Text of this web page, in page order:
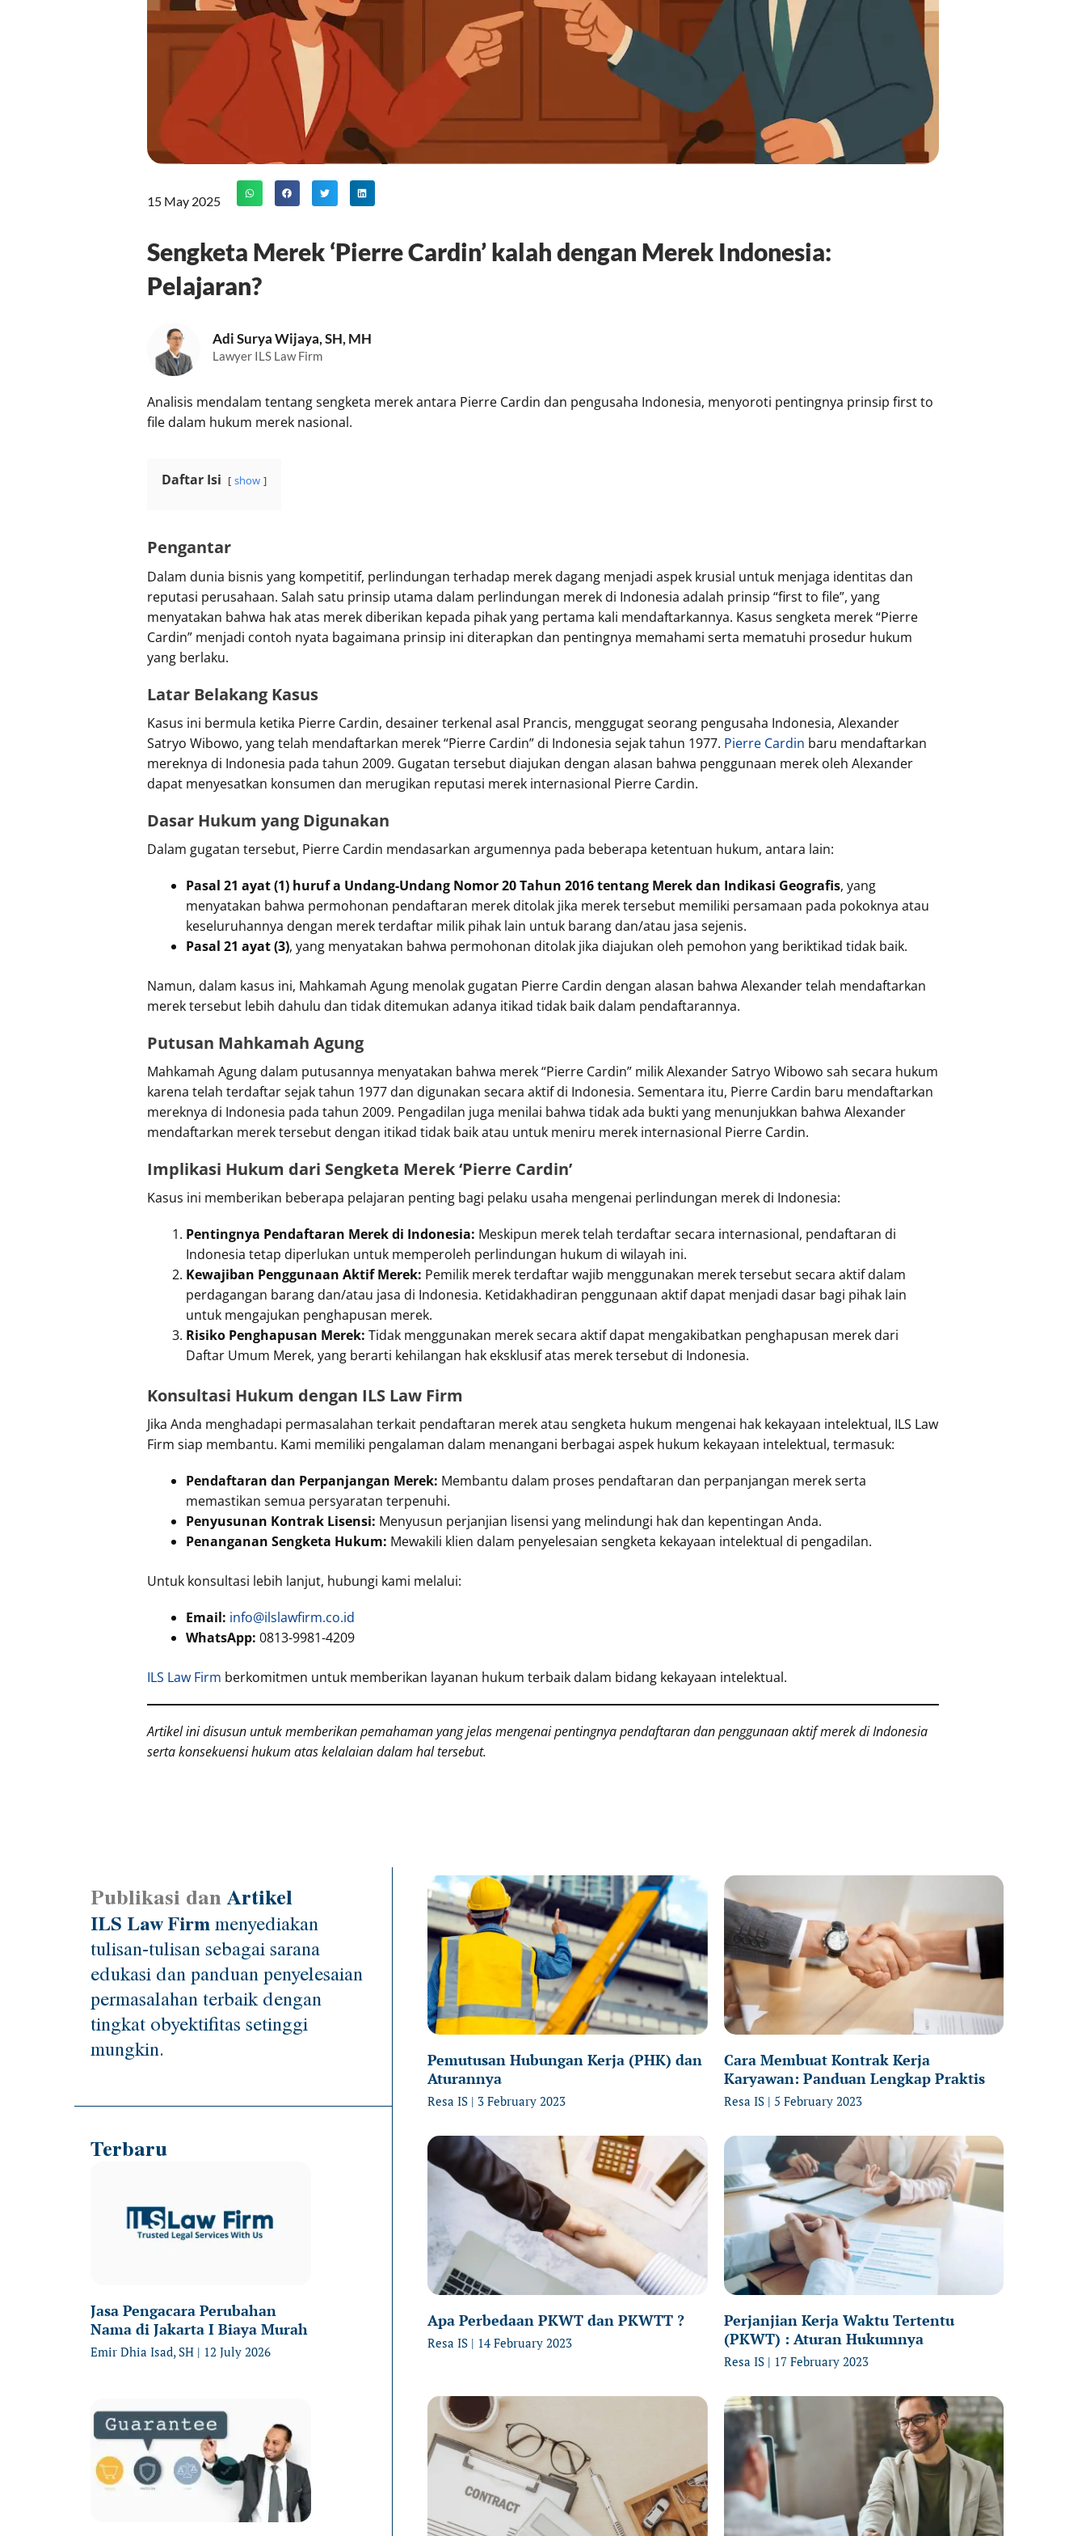
15 May 2025
Sengketa Merek ‘Pierre Cardin’ kalah dengan Merek Indonesia:
Pelajaran?
Adi Surya Wijaya, SH, MH
Lawyer ILS Law Firm
Analisis mendalam tentang sengketa merek antara Pierre Cardin dan pengusaha Indonesia, menyoroti pentingnya prinsip first to
file dalam hukum merek nasional.
Daftar Isi show
Pengantar
Dalam dunia bisnis yang kompetitif, perlindungan terhadap merek dagang menjadi aspek krusial untuk menjaga identitas dan
reputasi perusahaan. Salah satu prinsip utama dalam perlindungan merek di Indonesia adalah prinsip “first to file”, yang
menyatakan bahwa hak atas merek diberikan kepada pihak yang pertama kali mendaftarkannya. Kasus sengketa merek “Pierre
Cardin” menjadi contoh nyata bagaimana prinsip ini diterapkan dan pentingnya memahami serta mematuhi prosedur hukum
yang berlaku.
Latar Belakang Kasus
Kasus ini bermula ketika Pierre Cardin, desainer terkenal asal Prancis, menggugat seorang pengusaha Indonesia, Alexander
Satryo Wibowo, yang telah mendaftarkan merek “Pierre Cardin” di Indonesia sejak tahun 1977. Pierre Cardin baru mendaftarkan
mereknya di Indonesia pada tahun 2009. Gugatan tersebut diajukan dengan alasan bahwa penggunaan merek oleh Alexander
dapat menyesatkan konsumen dan merugikan reputasi merek internasional Pierre Cardin.
Dasar Hukum yang Digunakan
Dalam gugatan tersebut, Pierre Cardin mendasarkan argumennya pada beberapa ketentuan hukum, antara lain:
Pasal 21 ayat (1) huruf a Undang-Undang Nomor 20 Tahun 2016 tentang Merek dan Indikasi Geografis, yang
menyatakan bahwa permohonan pendaftaran merek ditolak jika merek tersebut memiliki persamaan pada pokoknya atau
keseluruhannya dengan merek terdaftar milik pihak lain untuk barang dan/atau jasa sejenis.
Pasal 21 ayat (3), yang menyatakan bahwa permohonan ditolak jika diajukan oleh pemohon yang beriktikad tidak baik.
Namun, dalam kasus ini, Mahkamah Agung menolak gugatan Pierre Cardin dengan alasan bahwa Alexander telah mendaftarkan
merek tersebut lebih dahulu dan tidak ditemukan adanya itikad tidak baik dalam pendaftarannya.
Putusan Mahkamah Agung
Mahkamah Agung dalam putusannya menyatakan bahwa merek “Pierre Cardin” milik Alexander Satryo Wibowo sah secara hukum
karena telah terdaftar sejak tahun 1977 dan digunakan secara aktif di Indonesia. Sementara itu, Pierre Cardin baru mendaftarkan
mereknya di Indonesia pada tahun 2009. Pengadilan juga menilai bahwa tidak ada bukti yang menunjukkan bahwa Alexander
mendaftarkan merek tersebut dengan itikad tidak baik atau untuk meniru merek internasional Pierre Cardin.
Implikasi Hukum dari Sengketa Merek ‘Pierre Cardin’
Kasus ini memberikan beberapa pelajaran penting bagi pelaku usaha mengenai perlindungan merek di Indonesia:
Pentingnya Pendaftaran Merek di Indonesia: Meskipun merek telah terdaftar secara internasional, pendaftaran di
Indonesia tetap diperlukan untuk memperoleh perlindungan hukum di wilayah ini.
Kewajiban Penggunaan Aktif Merek: Pemilik merek terdaftar wajib menggunakan merek tersebut secara aktif dalam
perdagangan barang dan/atau jasa di Indonesia. Ketidakhadiran penggunaan aktif dapat menjadi dasar bagi pihak lain
untuk mengajukan penghapusan merek.
Risiko Penghapusan Merek: Tidak menggunakan merek secara aktif dapat mengakibatkan penghapusan merek dari
Daftar Umum Merek, yang berarti kehilangan hak eksklusif atas merek tersebut di Indonesia.
Konsultasi Hukum dengan ILS Law Firm
Jika Anda menghadapi permasalahan terkait pendaftaran merek atau sengketa hukum mengenai hak kekayaan intelektual, ILS Law
Firm siap membantu. Kami memiliki pengalaman dalam menangani berbagai aspek hukum kekayaan intelektual, termasuk:
Pendaftaran dan Perpanjangan Merek: Membantu dalam proses pendaftaran dan perpanjangan merek serta
memastikan semua persyaratan terpenuhi.
Penyusunan Kontrak Lisensi: Menyusun perjanjian lisensi yang melindungi hak dan kepentingan Anda.
Penanganan Sengketa Hukum: Mewakili klien dalam penyelesaian sengketa kekayaan intelektual di pengadilan.
Untuk konsultasi lebih lanjut, hubungi kami melalui:
Email: info@ilslawfirm.co.id
WhatsApp: 0813-9981-4209
ILS Law Firm berkomitmen untuk memberikan layanan hukum terbaik dalam bidang kekayaan intelektual.
Artikel ini disusun untuk memberikan pemahaman yang jelas mengenai pentingnya pendaftaran dan penggunaan aktif merek di Indonesia
serta konsekuensi hukum atas kelalaian dalam hal tersebut.
Publikasi danArtikel
ILS Law Firmmenyediakan
tulisan-tulisan sebagai sarana
edukasi dan panduan penyelesaian
permasalahan terbaik dengan
tingkat obyektifitas setinggi
mungkin.
Terbaru
Jasa Pengacara Perubahan
Nama di Jakarta I Biaya Murah
Emir Dhia Isad, SH 12 July 2026
Pemutusan Hubungan Kerja (PHK) dan
Aturannya
Resa IS 3 February 2023
Cara Membuat Kontrak Kerja
Karyawan: Panduan Lengkap Praktis
Resa IS 5 February 2023
Apa Perbedaan PKWT dan PKWTT ?
Resa IS 14 February 2023
Perjanjian Kerja Waktu Tertentu
(PKWT) : Aturan Hukumnya
Resa IS 17 February 2023
PagePage Page